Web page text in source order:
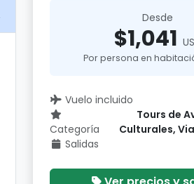
Desde
$1,041
Por persona en
Vuelo incluido
Categoría
Tours de
Culturales,
Salidas